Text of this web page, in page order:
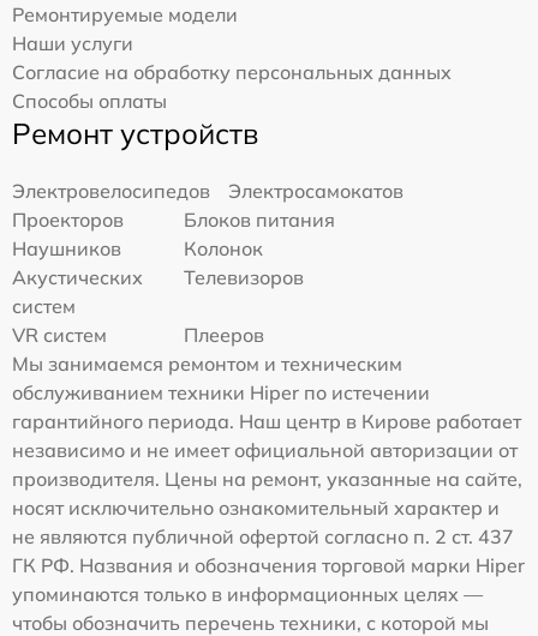
Ремонтируемые модели
Наши услуги
Согласие на обработку персональных данных
Способы оплаты
Ремонт устройств
Электровелосипедов
Электросамокатов
Проекторов
Блоков питания
Наушников
Колонок
Акустических
систем
Телевизоров
VR систем
Плееров
Мы занимаемся ремонтом и техническим
обслуживанием техники Hiper по истечении
гарантийного периода. Наш центр в Кирове работает
независимо и не имеет официальной авторизации от
производителя. Цены на ремонт, указанные на сайте,
носят исключительно ознакомительный характер и
не являются публичной офертой согласно п. 2 ст. 437
ГК РФ. Названия и обозначения торговой марки Hiper
упоминаются только в информационных целях —
чтобы обозначить перечень техники, с которой мы